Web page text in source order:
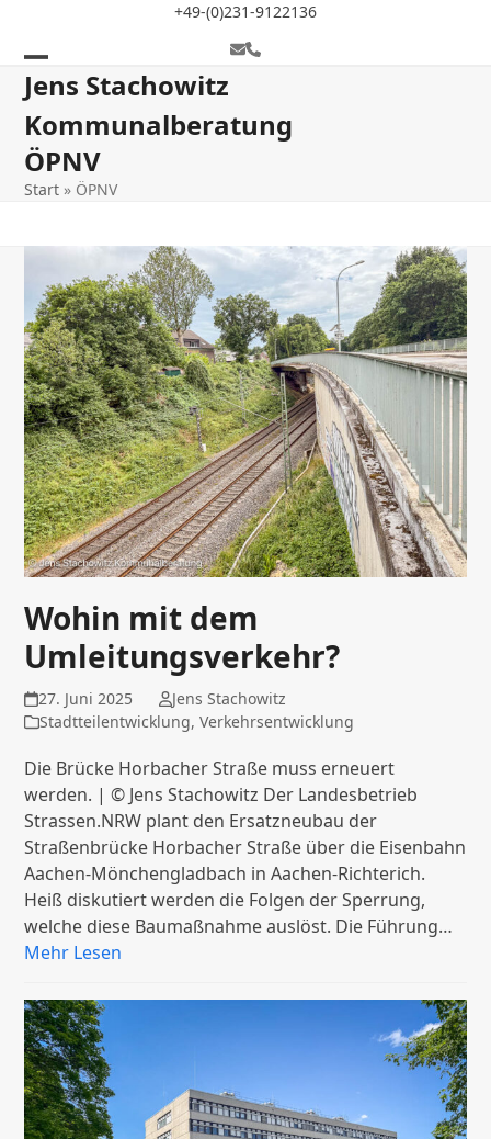
content
+49-(0)231-9122136
E-Telefon
Jens Stachowitz
Kommunalberatung
Open
mobile
menu
Close
mobile
menu
ÖPNV
Start » ÖPNV
Wohin mit dem
Umleitungsverkehr?
27. Juni 2025
Jens Stachowitz
Stadtteilentwicklung,Verkehrsentwicklung
Die Brücke Horbacher Straße muss erneuert
werden. | © Jens Stachowitz Der Landesbetrieb
Strassen.NRW plant den Ersatzneubau der
Straßenbrücke Horbacher Straße über die Eisenbahn
Aachen-Mönchengladbach in Aachen-Richterich.
Heiß diskutiert werden die Folgen der Sperrung,
welche diese Baumaßnahme auslöst. Die Führung…
Mehr Lesen